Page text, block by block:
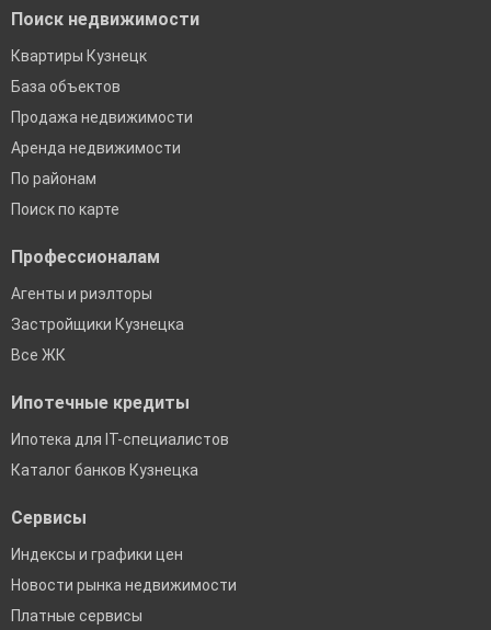
Поиск недвижимости
Квартиры Кузнецк
База объектов
Продажа недвижимости
Аренда недвижимости
По районам
Поиск по карте
Профессионалам
Агенты и риэлторы
Застройщики Кузнецка
Все ЖК
Ипотечные кредиты
Ипотека для IT-специалистов
Каталог банков Кузнецка
Сервисы
Индексы и графики цен
Новости рынка недвижимости
Платные сервисы